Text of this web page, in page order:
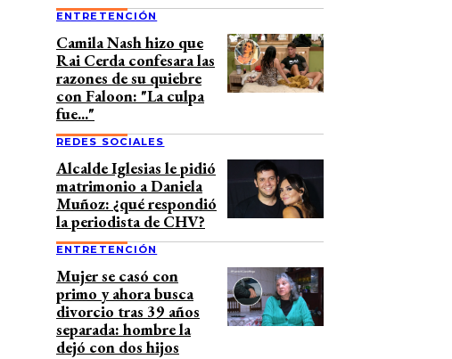
ENTRETENCIÓN
Camila Nash hizo que
Rai Cerda confesara las
razones de su quiebre
con Faloon: "La culpa
fue..."
REDES SOCIALES
Alcalde Iglesias le pidió
matrimonio a Daniela
Muñoz: ¿qué respondió
la periodista de CHV?
ENTRETENCIÓN
Mujer se casó con
primo y ahora busca
divorcio tras 39 años
separada: hombre la
dejó con dos hijos